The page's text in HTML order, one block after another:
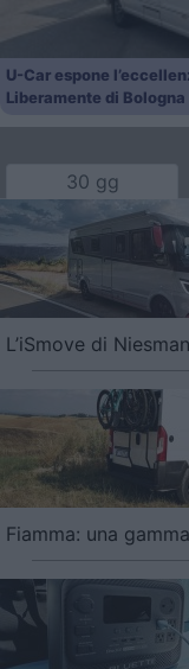
U-Car espone
Liberamente di Bologna
30 gg
L’iSmove di
Fiamma: una